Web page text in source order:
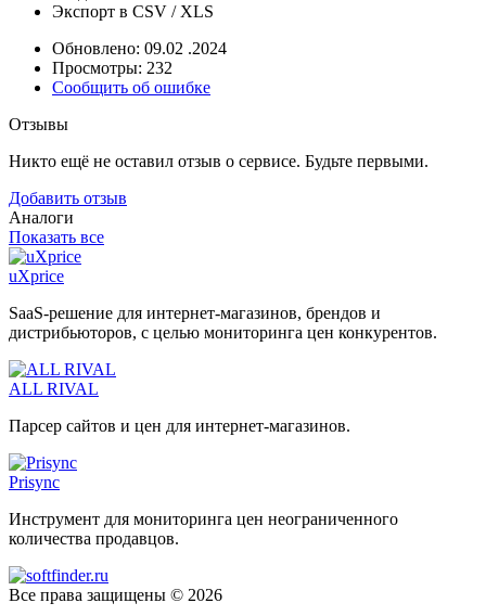
Экспорт в CSV / XLS
Обновлено: 09.02 .2024
Просмотры: 232
Сообщить об ошибке
Отзывы
Никто ещё не оставил отзыв о сервисе. Будьте первыми.
Добавить отзыв
Аналоги
Показать все
uXprice
SaaS-решение для интернет-магазинов, брендов и
дистрибьюторов, с целью мониторинга цен конкурентов.
ALL RIVAL
Парсер сайтов и цен для интернет-магазинов.
Prisync
Инструмент для мониторинга цен неограниченного
количества продавцов.
Все права защищены © 2026